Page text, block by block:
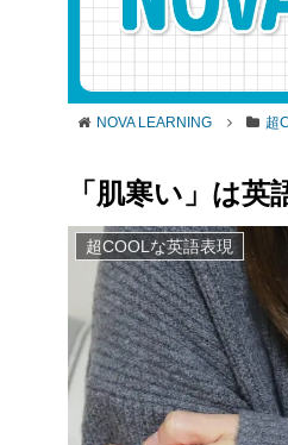
NOVA LEARNING 超
「肌寒い」は英
超COOLな英語表現